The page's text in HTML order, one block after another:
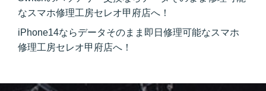
なスマホ修理工房セレオ甲府店へ！
iPhone14ならデータそのまま即日修理可能なスマホ
修理工房セレオ甲府店へ！